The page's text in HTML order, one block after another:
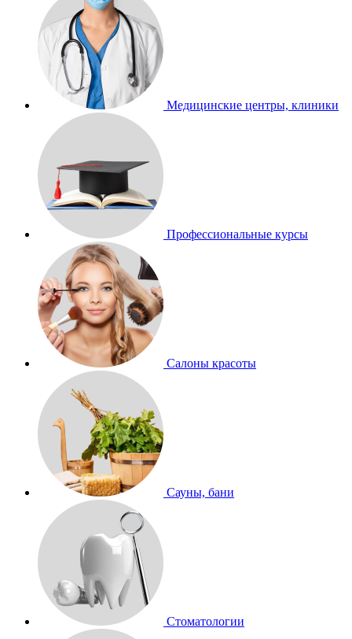
Медицинские центры, клиники
Профессиональные курсы
Салоны красоты
Сауны, бани
Стоматологии